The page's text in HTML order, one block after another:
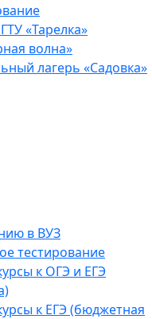
«Тарелка»
волна»
лагерь «Садовка»
в ВУЗ
тестирование
к ОГЭ и ЕГЭ
к ЕГЭ (бюджетная